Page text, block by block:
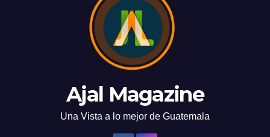
Ajal Magazine
Una Vista a lo mejor de Guatemala